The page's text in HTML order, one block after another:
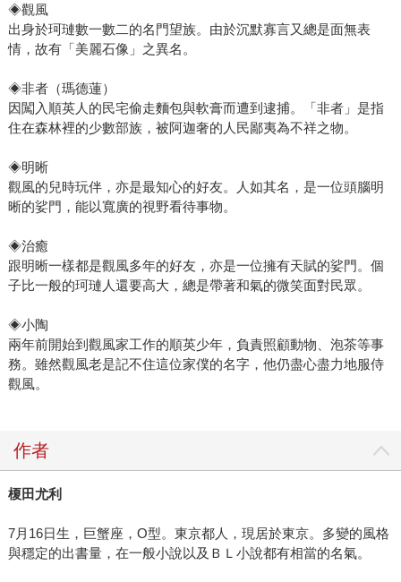
◈觀風
出身於珂璉數一數二的名門望族。由於沉默寡言又總是面無表
情，故有「美麗石像」之異名。
◈非者（瑪德蓮）
因闖入順英人的民宅偷走麵包與軟膏而遭到逮捕。「非者」是指
住在森林裡的少數部族，被阿迦奢的人民鄙夷為不祥之物。
◈明晰
觀風的兒時玩伴，亦是最知心的好友。人如其名，是一位頭腦明
晰的娑門，能以寬廣的視野看待事物。
◈治癒
跟明晰一樣都是觀風多年的好友，亦是一位擁有天賦的娑門。個
子比一般的珂璉人還要高大，總是帶著和氣的微笑面對民眾。
◈小陶
兩年前開始到觀風家工作的順英少年，負責照顧動物、泡茶等事
務。雖然觀風老是記不住這位家僕的名字，他仍盡心盡力地服侍
觀風。
作者
榎田尤利
7月16日生，巨蟹座，O型。東京都人，現居於東京。多變的風格
與穩定的出書量，在一般小說以及ＢＬ小說都有相當的名氣。